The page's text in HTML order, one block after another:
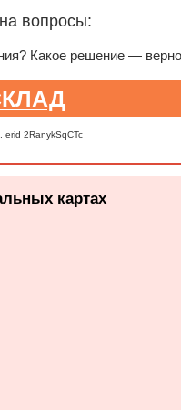
вопросы:
Какое решение —
2RanykSqCTc
картах